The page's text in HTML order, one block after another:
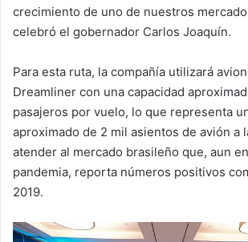
crecimiento de uno de nuestros
celebró el gobernador Carlos Joaquín.
Para esta ruta, la compañía utilizará
Dreamliner con una capacidad
pasajeros por vuelo, lo que representa
aproximado de 2 mil asientos de avión a
atender al mercado brasileño que, aun
pandemia, reporta números positivos
2019.